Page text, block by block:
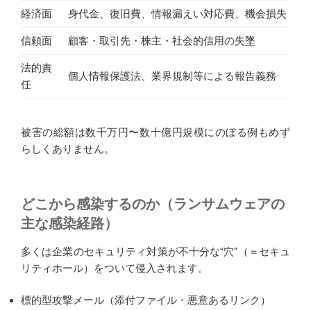
経済面 身代金、復旧費、情報漏えい対応費、機会損失
信頼面 顧客・取引先・株主・社会的信用の失墜
法的責
任
個人情報保護法、業界規制等による報告義務
被害の総額は数千万円〜数十億円規模にのぼる例もめず
らしくありません。
どこから感染するのか（ランサムウェアの
主な感染経路）
多くは企業のセキュリティ対策が不十分な“穴”（＝セキュ
リティホール）をついて侵入されます。
標的型攻撃メール（添付ファイル・悪意あるリンク）